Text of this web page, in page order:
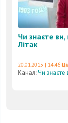
Чи знаєте
Літак
20.01.2015 | 14:46
Канал:Чи знаєте